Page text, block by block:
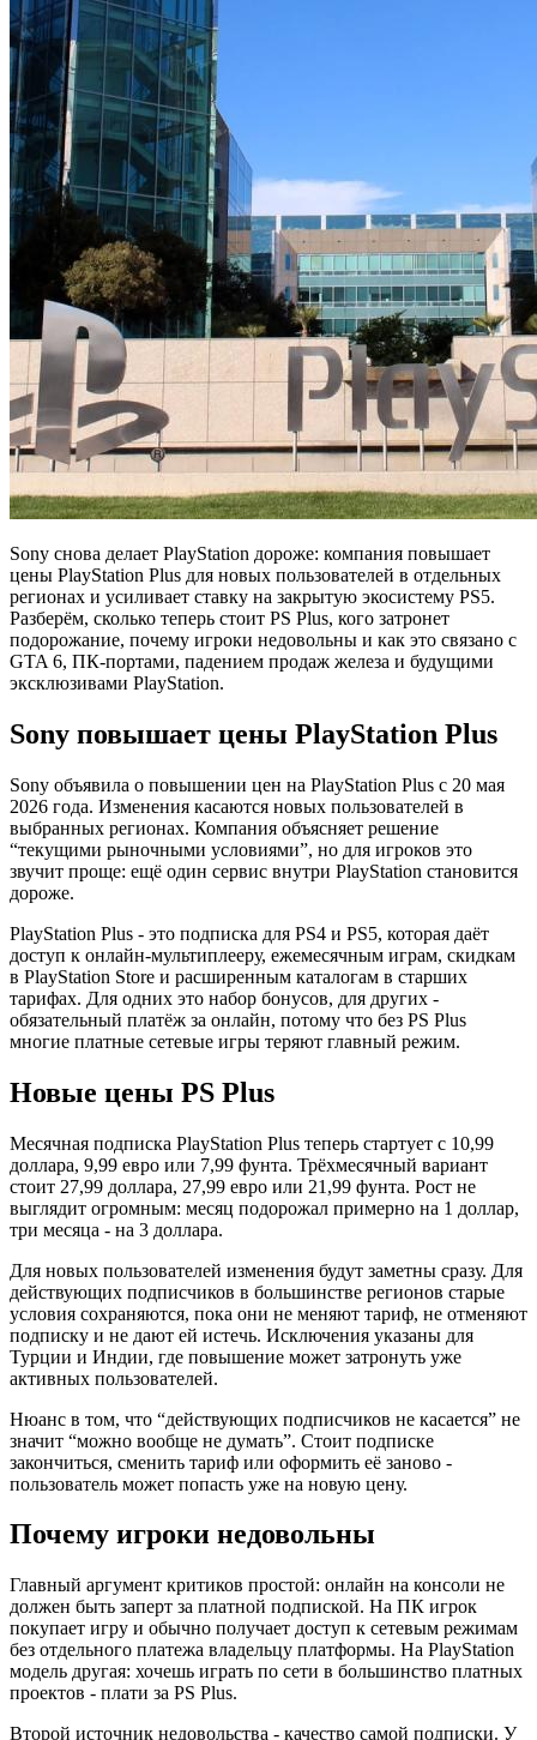
Sony снова делает PlayStation дороже: компания повышает
цены PlayStation Plus для новых пользователей в отдельных
регионах и усиливает ставку на закрытую экосистему PS5.
Разберём, сколько теперь стоит PS Plus, кого затронет
подорожание, почему игроки недовольны и как это связано с
GTA 6, ПК-портами, падением продаж железа и будущими
эксклюзивами PlayStation.
Sony повышает цены PlayStation Plus
Sony объявила о повышении цен на PlayStation Plus с 20 мая
2026 года. Изменения касаются новых пользователей в
выбранных регионах. Компания объясняет решение
“текущими рыночными условиями”, но для игроков это
звучит проще: ещё один сервис внутри PlayStation становится
дороже.
PlayStation Plus - это подписка для PS4 и PS5, которая даёт
доступ к онлайн-мультиплееру, ежемесячным играм, скидкам
в PlayStation Store и расширенным каталогам в старших
тарифах. Для одних это набор бонусов, для других -
обязательный платёж за онлайн, потому что без PS Plus
многие платные сетевые игры теряют главный режим.
Новые цены PS Plus
Месячная подписка PlayStation Plus теперь стартует с 10,99
доллара, 9,99 евро или 7,99 фунта. Трёхмесячный вариант
стоит 27,99 доллара, 27,99 евро или 21,99 фунта. Рост не
выглядит огромным: месяц подорожал примерно на 1 доллар,
три месяца - на 3 доллара.
Для новых пользователей изменения будут заметны сразу. Для
действующих подписчиков в большинстве регионов старые
условия сохраняются, пока они не меняют тариф, не отменяют
подписку и не дают ей истечь. Исключения указаны для
Турции и Индии, где повышение может затронуть уже
активных пользователей.
Нюанс в том, что “действующих подписчиков не касается” не
значит “можно вообще не думать”. Стоит подписке
закончиться, сменить тариф или оформить её заново -
пользователь может попасть уже на новую цену.
Почему игроки недовольны
Главный аргумент критиков простой: онлайн на консоли не
должен быть заперт за платной подпиской. На ПК игрок
покупает игру и обычно получает доступ к сетевым режимам
без отдельного платежа владельцу платформы. На PlayStation
модель другая: хочешь играть по сети в большинство платных
проектов - плати за PS Plus.
Второй источник недовольства - качество самой подписки. У